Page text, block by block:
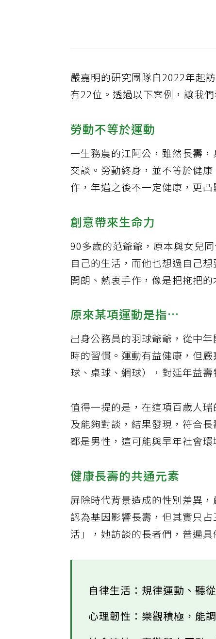
嚴嘉明的研究團隊自2022年起
有22位。透過以下案例，讓我
勞動不等於運動
一生務農的江阿公，雖然長壽
交談。勞動終身，並不等於健
作，年邁之後不一定健康，更
創意帶來生命力
90多歲的范爺爺，原本與女兒
自己的生活，而他也想過自己
開朗、熱衷手作，像是把拖把的
原來某項運動是指…
出身公務員的羽球爺爺，從中
時的習慣。運動有益健康，但
球、桌球、網球），對延年益壽
值得一提的是，在這項百歲人
及能夠對談，結果發現，符合
都是男性，這可能與早年社會
健康長壽的共通元素
屏除時代背景造成的性別差異
認為基因影響長壽，但其實只
活」，她訪談的長者們，普遍具
自律生活：規律運動、聽從
心理韌性：樂觀積極，能